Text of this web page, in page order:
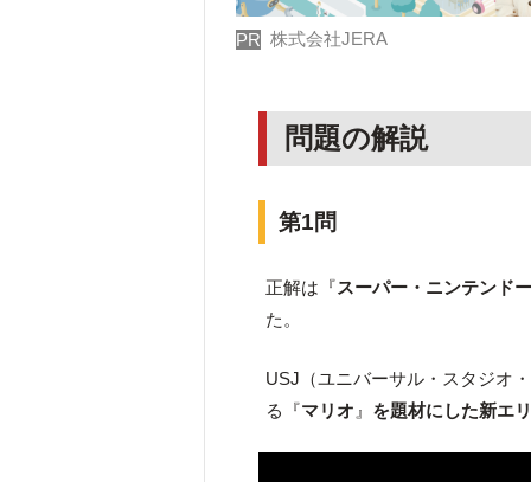
PR 株式会社JERA
問題の解説
第1問
正解は『スーパー・ニンテンド
た。
USJ（ユニバーサル・スタジオ
る『マリオ 』 を題材にした新エ